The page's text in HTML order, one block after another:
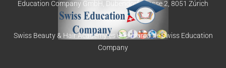
Education Company GmbH, Dübendorfstrasse 2, 8051 Zúrich
Swiss Beauty & Hair Academy es una marca de Swiss Education
Company